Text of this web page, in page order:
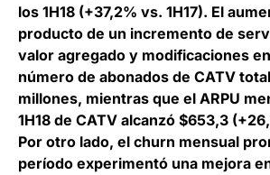
los 1H18 (+37,2% vs. 1H17). El
producto de un incremento de
valor agregado y modificaciones
número de abonados de CATV
millones, mientras que el ARPU
1H18 de CATV alcanzó $653,3
Por otro lado, el churn mensual
período experimentó una mejora